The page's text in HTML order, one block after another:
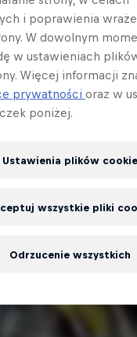
7: The
MOTOX
i poprawienia
W dowolnym
w ustawieniach
Więcej informacji
prywatnościoraz w
poniżej.
Ustawienia plików cookie
Odrzucenie wszystkich
wszystkie pliki